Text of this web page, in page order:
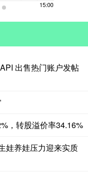
出售热门账户发帖
，转股溢价率34.16%
娃养娃压力迎来实质